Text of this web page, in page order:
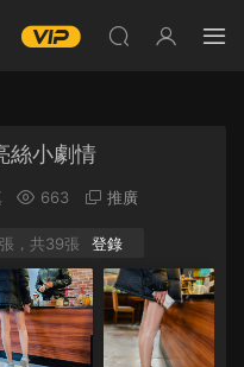
絲小劇情
663 推廣
，共39張 登錄